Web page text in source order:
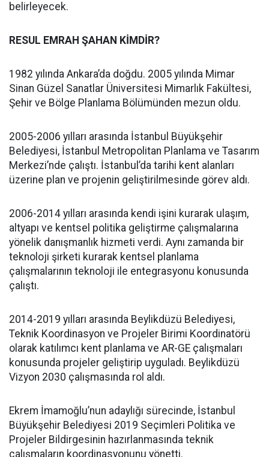
belirleyecek.
RESUL EMRAH ŞAHAN KİMDİR?
1982 yılında Ankara’da doğdu. 2005 yılında Mimar
Sinan Güzel Sanatlar Üniversitesi Mimarlık Fakültesi,
Şehir ve Bölge Planlama Bölümünden mezun oldu.
2005-2006 yılları arasında İstanbul Büyükşehir
Belediyesi, İstanbul Metropolitan Planlama ve Tasarım
Merkezi’nde çalıştı. İstanbul’da tarihi kent alanları
üzerine plan ve projenin geliştirilmesinde görev aldı.
2006-2014 yılları arasında kendi işini kurarak ulaşım,
altyapı ve kentsel politika geliştirme çalışmalarına
yönelik danışmanlık hizmeti verdi. Aynı zamanda bir
teknoloji şirketi kurarak kentsel planlama
çalışmalarının teknoloji ile entegrasyonu konusunda
çalıştı.
2014-2019 yılları arasında Beylikdüzü Belediyesi,
Teknik Koordinasyon ve Projeler Birimi Koordinatörü
olarak katılımcı kent planlama ve AR-GE çalışmaları
konusunda projeler geliştirip uyguladı. Beylikdüzü
Vizyon 2030 çalışmasında rol aldı.
Ekrem İmamoğlu’nun adaylığı sürecinde, İstanbul
Büyükşehir Belediyesi 2019 Seçimleri Politika ve
Projeler Bildirgesinin hazırlanmasında teknik
çalışmaların koordinasyonunu yönetti.